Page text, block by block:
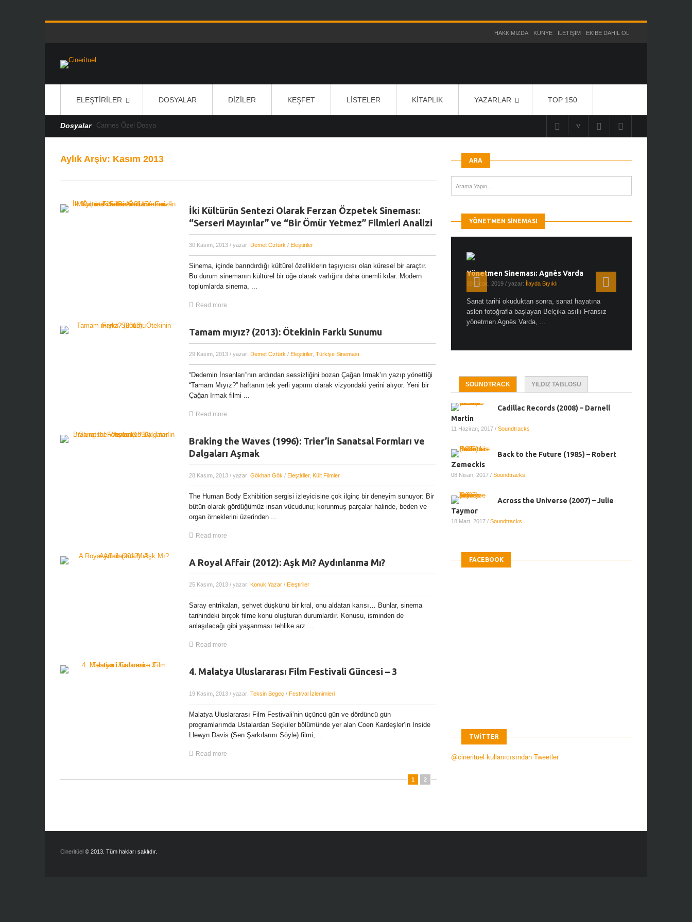
HAKKIMIZDA KÜNYE İLETIŞIM EKIBE DAHIL OL
ELEŞTIRILER DOSYALAR DIZILER KEŞFET LISTELER KITAPLIK YAZARLAR TOP 150
Dosyalar Cannes Özel Dosya
Aylık Arşiv: Kasım 2013
İki Kültürün Sentezi Olarak Ferzan Özpetek Sineması:
“Serseri Mayınlar” ve “Bir Ömür Yetmez” Filmleri Analizi
30 Kasım, 2013 / yazar: Demet Öztürk / Eleştiriler
Sinema, içinde barındırdığı kültürel özelliklerin taşıyıcısı olan küresel bir araçtır.
Bu durum sinemanın kültürel bir öğe olarak varlığını daha önemli kılar. Modern
toplumlarda sinema, ...
Read more
Tamam mıyız? (2013): Ötekinin Farklı Sunumu
29 Kasım, 2013 / yazar: Demet Öztürk / Eleştiriler, Türkiye Sineması
“Dedemin İnsanları”nın ardından sessizliğini bozan Çağan Irmak’ın yazıp yönettiği
“Tamam Mıyız?” haftanın tek yerli yapımı olarak vizyondaki yerini alıyor. Yeni bir
Çağan Irmak filmi ...
Read more
Braking the Waves (1996): Trier’in Sanatsal Formları ve
Dalgaları Aşmak
28 Kasım, 2013 / yazar: Gökhan Gök / Eleştiriler, Kült Filmler
The Human Body Exhibition sergisi izleyicisine çok ilginç bir deneyim sunuyor: Bir
bütün olarak gördüğümüz insan vücudunu; korunmuş parçalar halinde, beden ve
organ örneklerini üzerinden ...
Read more
A Royal Affair (2012): Aşk Mı? Aydınlanma Mı?
25 Kasım, 2013 / yazar: Konuk Yazar/ Eleştiriler
Saray entrikaları, şehvet düşkünü bir kral, onu aldatan karısı… Bunlar, sinema
tarihindeki birçok filme konu oluşturan durumlardır. Konusu, isminden de
anlaşılacağı gibi yaşanması tehlike arz ...
Read more
4. Malatya Uluslararası Film Festivali Güncesi – 3
19 Kasım, 2013 / yazar: Teksin Begeç / Festival İzlenimleri
Malatya Uluslararası Film Festivali’nin üçüncü gün ve dördüncü gün
programlarımda Ustalardan Seçkiler bölümünde yer alan Coen Kardeşler’in Inside
Llewyn Davis (Sen Şarkılarını Söyle) filmi, ...
Read more
1 2
ARA
YÖNETMEN SINEMASI
Yönetmen Sineması: Jane Campion Yönetmen Sineması: Agnès Varda
19 Ocak, 2019 / yazar: İlayda Bıyıklı
Sanat tarihi okuduktan sonra, sanat hayatına
aslen fotoğrafla başlayan Belçika asıllı Fransız
yönetmen Agnès Varda, ...
Yönetmen
SOUNDTRACK YILDIZ TABLOSU
Cadillac Records (2008) – Darnell
Martin
11 Haziran, 2017 / Soundtracks
Back to the Future (1985) – Robert
Zemeckis
08 Nisan, 2017 / Soundtracks
Across the Universe (2007) – Julie
Taymor
18 Mart, 2017 / Soundtracks
FACEBOOK
TWITTER
@cinerituel kullanıcısından Tweetler
Cineritüel © 2013. Tüm hakları saklıdır.